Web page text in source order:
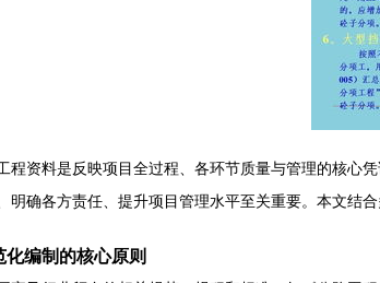
程资料是反映项目全过程、各环节质量与管理的核心
明确各方责任、提升项目管理水平至关重要。本文结
编制的核心原则